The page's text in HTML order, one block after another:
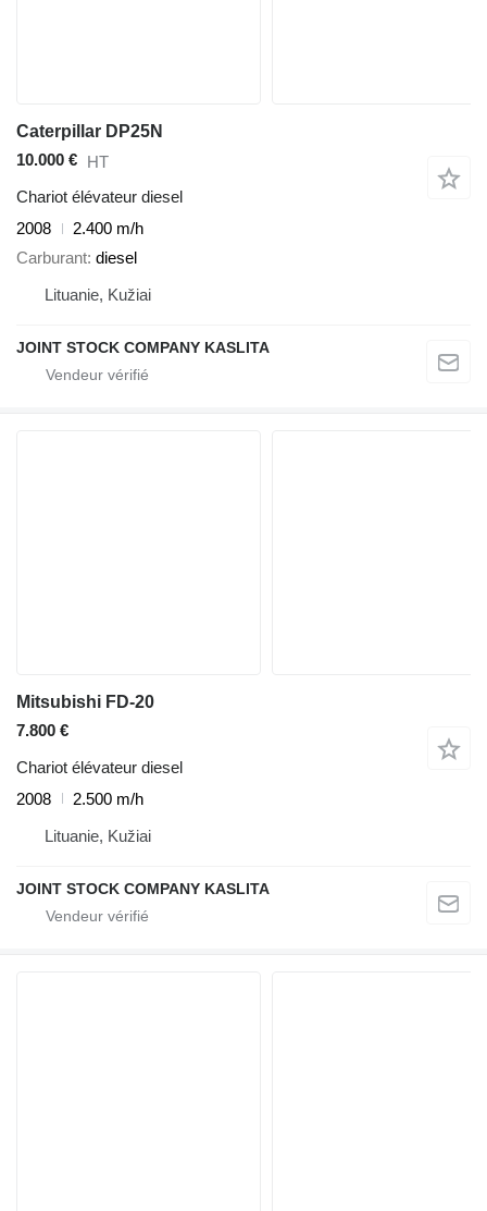
Caterpillar DP25N
10.000 € HT
Chariot élévateur diesel
2008
2.400 m/h
Carburant diesel
Lituanie, Kužiai
JOINT STOCK COMPANY KASLITA
Mitsubishi FD-20
7.800 €
Chariot élévateur diesel
2008
2.500 m/h
Lituanie, Kužiai
JOINT STOCK COMPANY KASLITA